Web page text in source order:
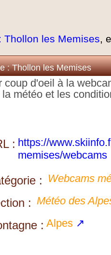
Thollon les Memises,
: Thollon les Memises
d'oeil à la
météo et les
: https://
memises/webcams
: Webcams
: Météo des
: Alpes ↗